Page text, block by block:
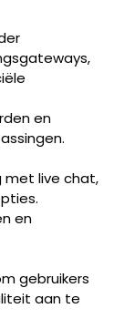
en
met live chat,
en
gebruikers
aan te